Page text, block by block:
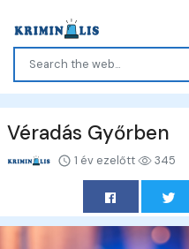
Véradás Győrben
1 év ezelőtt 345